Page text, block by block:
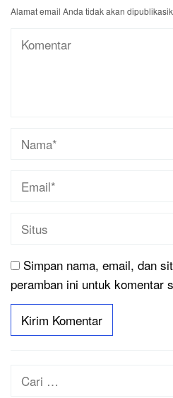
Alamat email Anda tidak akan
Simpan nama, email, dan
peramban ini untuk komentar
Cari